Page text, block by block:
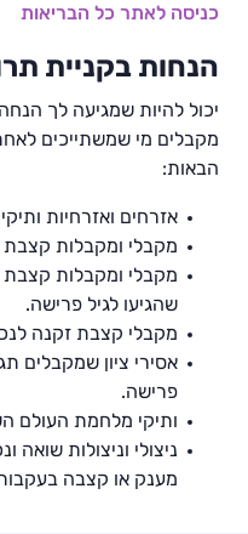
כניסה לאתר כל הבריאות
הנחות בקניית
יכול להיות שמגיעה לך
מקבלים מי שמשתייכים
הבאות:
אזרחים ואזרחיות ותיקים מגיל
מקבלי ומקבלות
מקבלי ומקבלות
שהגיעו לגיל פרישה.
מקבלי קצבת זקנה
אסירי ציון שמקבלים
פרישה.
ותיקי מלחמת העולם
ניצולי וניצולות
מענק או קצבה